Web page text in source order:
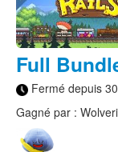
Full
Fermé depuis
Gagné par :